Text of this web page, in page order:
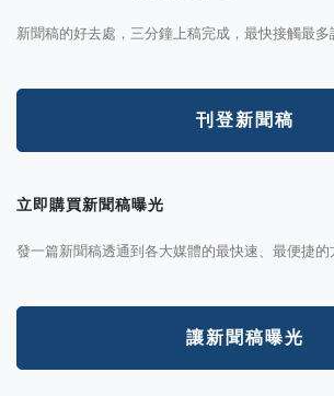
新聞稿的好去處，三分鐘上稿完成，最快接觸最多
刊登新聞稿
立即購買新聞稿曝光
發一篇新聞稿透通到各大媒體的最快速、最便捷的
讓新聞稿曝光